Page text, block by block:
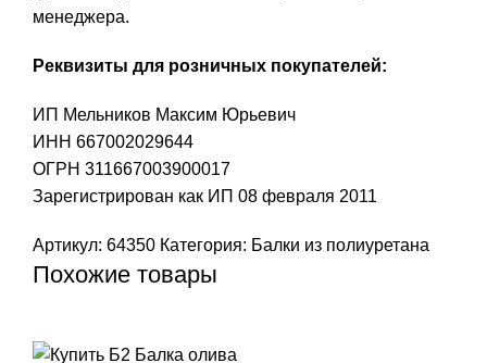
менеджера.
Реквизиты для розничных покупателей:
ИП Мельников Максим Юрьевич
ИНН 667002029644
ОГРН 311667003900017
Зарегистрирован как ИП 08 февраля 2011
Артикул: 64350 Категория: Балки из полиуретана
Похожие товары